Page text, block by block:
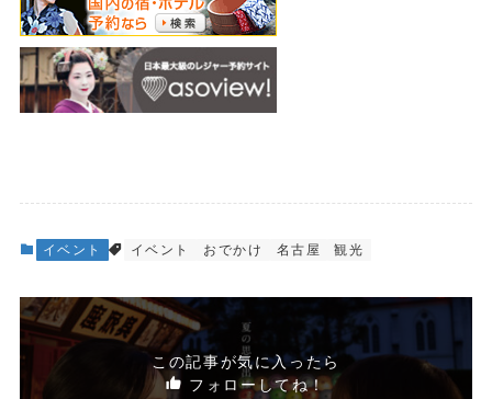
イベント イベント おでかけ 名古屋 観光
この記事が気に入ったら
フォローしてね！